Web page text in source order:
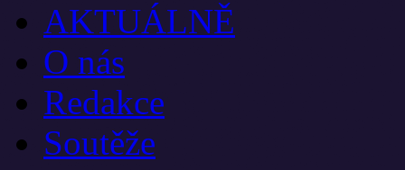
AKTUÁLNĚ
O nás
Redakce
Soutěže